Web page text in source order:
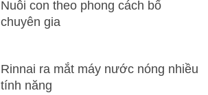
Nuôi con theo phong cách bố
chuyên gia
Rinnai ra mắt máy nước nóng nhiều
tính năng